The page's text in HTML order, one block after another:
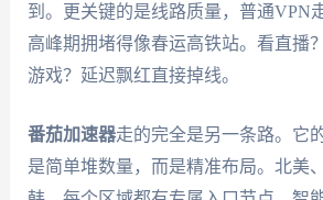
到。更关键的是线路质量，普通VPN
高峰期拥堵得像春运高铁站。看直播
游戏？延迟飘红直接掉线。
番茄加速器走的完全是另一条路。它
是简单堆数量，而是精准布局。北美